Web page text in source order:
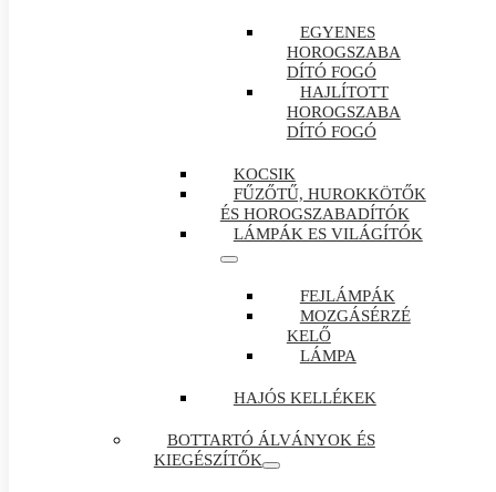
EGYENES
HOROGSZABA
DÍTÓ FOGÓ
HAJLÍTOTT
HOROGSZABA
DÍTÓ FOGÓ
KOCSIK
FŰZŐTŰ, HUROKKÖTŐK
ÉS HOROGSZABADÍTÓK
LÁMPÁK ES VILÁGÍTÓK
FEJLÁMPÁK
MOZGÁSÉRZÉ
KELŐ
LÁMPA
HAJÓS KELLÉKEK
BOTTARTÓ ÁLVÁNYOK ÉS
KIEGÉSZÍTŐK